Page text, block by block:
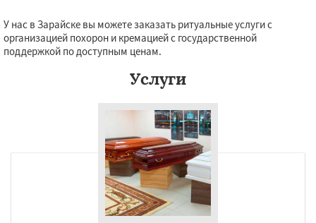
У нас в Зарайске вы можете заказать ритуальные услуги с
организацией похорон и кремацией с государственной
поддержкой по доступным ценам.
Услуги